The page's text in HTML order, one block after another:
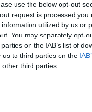
use the below opt-out
request is processed you
utilized by us or
You may separately opt-
on the IAB’s list of
us to third parties on the
third parties.
LOS FOROS
2026